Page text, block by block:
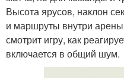
Высота ярусов, наклон
и маршруты внутри арены
смотрит игру, как
включается в общий шум.